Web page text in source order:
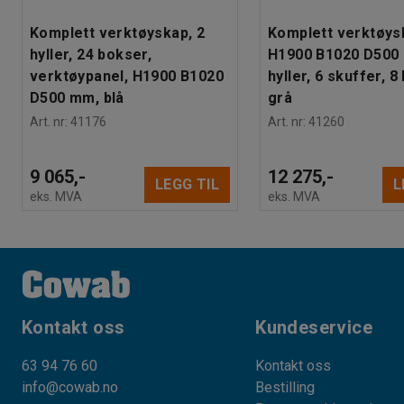
Lengde: 170 mm
Høyde:
Bredde: 105 mm
Volum:
Komplett verktøyskap, 2
hyller, 24 bokser,
verktøypanel, H1900 B1020
D500 mm, blå
Art. nr: 41176
9 065,-
eks. MVA
LEGG TIL
Komplett
H1900 B1020 D500
hyller, 6 skuffer, 8
grå
Art. nr: 41260
12 275,-
eks. MVA
Kontakt oss
63 94 76 60
info@cowab.no
Kundeservice
Kontakt oss
Bestilling